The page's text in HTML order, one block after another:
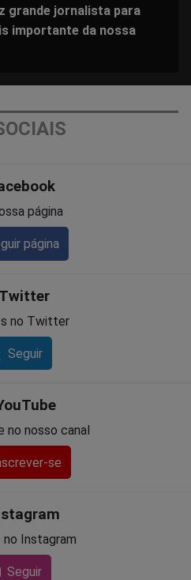
grande jornalista para
importante da nossa
página
página
Twitter
no Twitter
Seguir
no nosso canal
se
no Instagram
Seguir